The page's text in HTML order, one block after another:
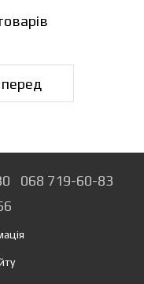
068 719-60-83